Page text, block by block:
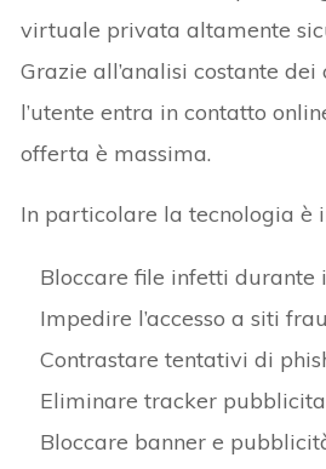
virtuale privata altamente
Grazie all’analisi costante dei
l’utente entra in contatto
offerta è massima.
In particolare la tecnologia è
Bloccare file infetti durante
Impedire l’accesso a siti
Contrastare tentativi di
Eliminare tracker
Bloccare banner e